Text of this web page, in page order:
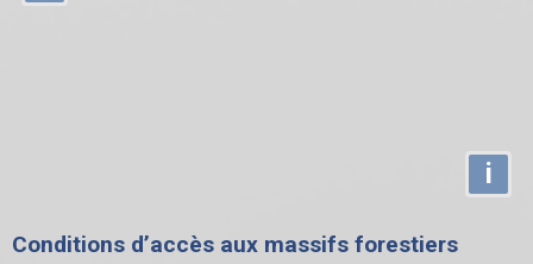
i
Conditions d’accès aux massifs forestiers